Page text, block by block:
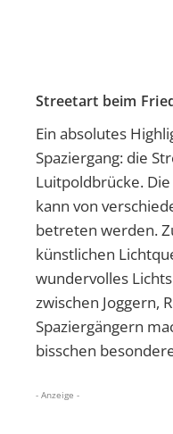
Streetart beim
Ein absolutes
Spaziergang: die
Luitpoldbrücke.
kann von
betreten werden.
künstlichen
wundervolles
zwischen Joggern,
Spaziergängern
bisschen
- Anzeige -